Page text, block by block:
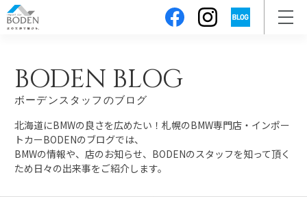
BODEN BLOG
ボーデンスタッフのブログ
北海道にBMWの良さを広めたい！札幌のBMW専門店・インポー
トカーBODENのブログでは、
BMWの情報や、店のお知らせ、BODENのスタッフを知って頂く
ため日々の出来事をご紹介します。